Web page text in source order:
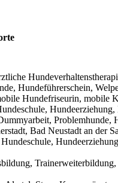
Hundeführerschein,
Hundefriseurin, mobile
Problemhunde,
Bad Neustadt an der